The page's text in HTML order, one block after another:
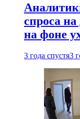
спроса
на фоне
3 года спустя3